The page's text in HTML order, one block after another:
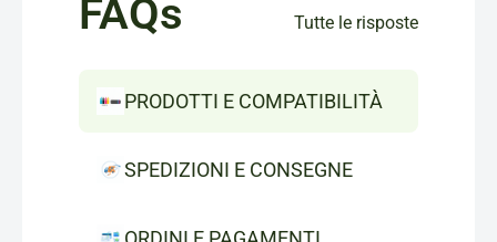
FAQs Tutte le risposte
PRODOTTI E COMPATIBILITÀ
SPEDIZIONI E CONSEGNE